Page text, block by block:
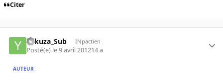
Citer
Yakuza_Sub INpactien
Posté(e) le 9 avril 201214 a
AUTEUR